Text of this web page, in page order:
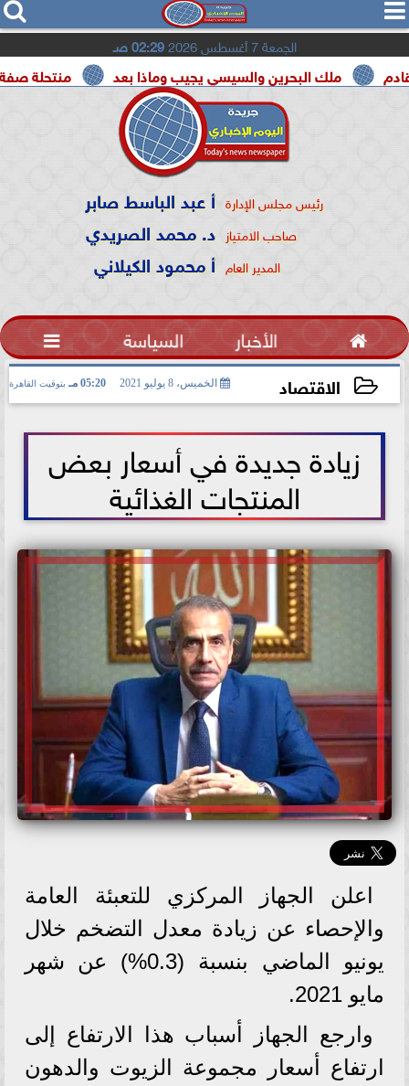
  
الجمعة 7 أغسطس 2026 02:29 صـ
منتحلة صفة صحفية البحرين والسيسي يجيب وماذا بعد
رئيس مجلس الإدارة أ عبد الباسط صابر
صاحب الامتياز د. محمد الصريدي
المدير العام أ محمود الكيلاني
 الأخبار السياسة 
الاقتصاد الخميس، 8 يوليو 2021 05:20 مـ بتوقيت القاهرة
زيادة جديدة في أسعار بعض
المنتجات الغذائية
اعلن الجهاز المركزي للتعبئة العامة
والإحصاء عن زيادة معدل التضخم خلال
يونيو الماضي بنسبة (0.3%) عن شهر
مايو 2021.
وارجع الجهاز أسباب هذا الارتفاع إلى
ارتفاع أسعار مجموعة الزيوت والدهون